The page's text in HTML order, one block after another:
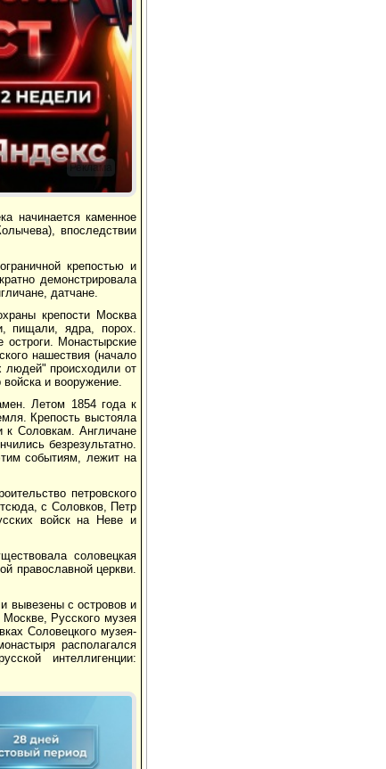
Реклама
начинается каменное
впоследствии
крепостью и
демонстрировала
датчане.
крепости Москва
пищали, ядра, порох.
Монастырские
нашествия (начало
людей" происходили от
и вооружение.
Летом 1854 года к
Крепость выстояла
к Соловкам. Англичане
безрезультатно.
событиям, лежит на
петровского
с Соловков, Петр
войск на Неве и
соловецкая
православной церкви.
вывезены с островов и
Русского музея
Соловецкого музея-
располагался
интеллигенции: